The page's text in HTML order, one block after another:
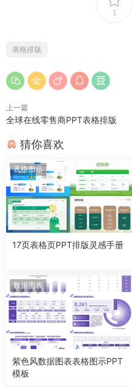
1
表格排版
上一篇
全球在线零售商PPT表格排版
猜你喜欢
表格图示
17页表格页PPT排版灵感手册
数据图表
紫色风数据图表表格图示PPT
模板